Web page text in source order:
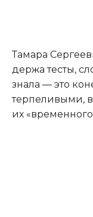
Тамара
держа тесты,
знала — это
терпеливыми,
их